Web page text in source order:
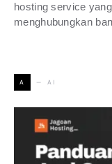
hosting service
menghubungkan
A AI